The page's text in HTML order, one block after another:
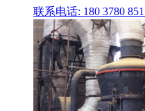
联系电话: 180 3780